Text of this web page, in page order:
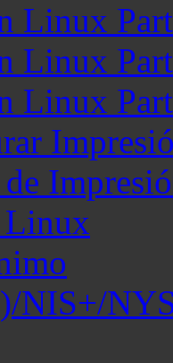
Linux
Linux
Linux
de
Linux
NIS+/